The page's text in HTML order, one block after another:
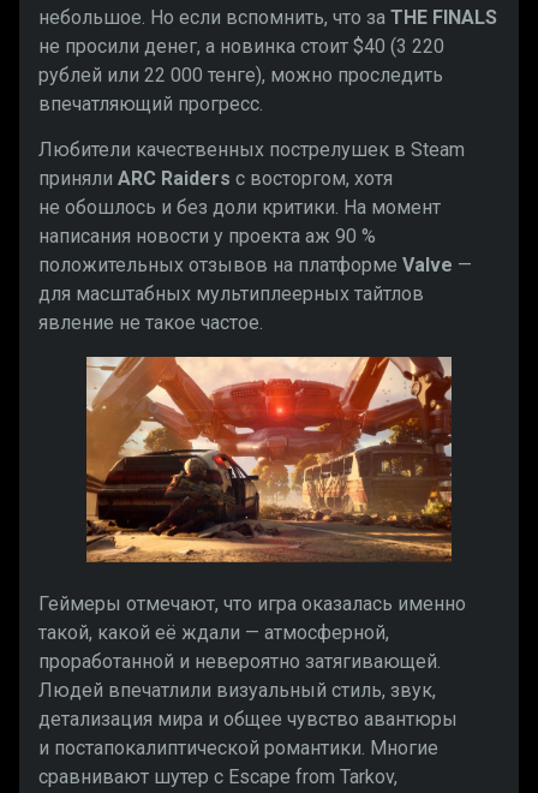
небольшое. Но если вспомнить, что за THE FINALS
не просили денег, а новинка стоит $40 (3 220
рублей или 22 000 тенге), можно проследить
впечатляющий прогресс.
Любители качественных пострелушек в Steam
приняли ARC Raiders с восторгом, хотя
не обошлось и без доли критики. На момент
написания новости у проекта аж 90 %
положительных отзывов на платформе Valve —
для масштабных мультиплеерных тайтлов
явление не такое частое.
Геймеры отмечают, что игра оказалась именно
такой, какой её ждали — атмосферной,
проработанной и невероятно затягивающей.
Людей впечатлили визуальный стиль, звук,
детализация мира и общее чувство авантюры
и постапокалиптической романтики. Многие
сравнивают шутер с Escape from Tarkov,